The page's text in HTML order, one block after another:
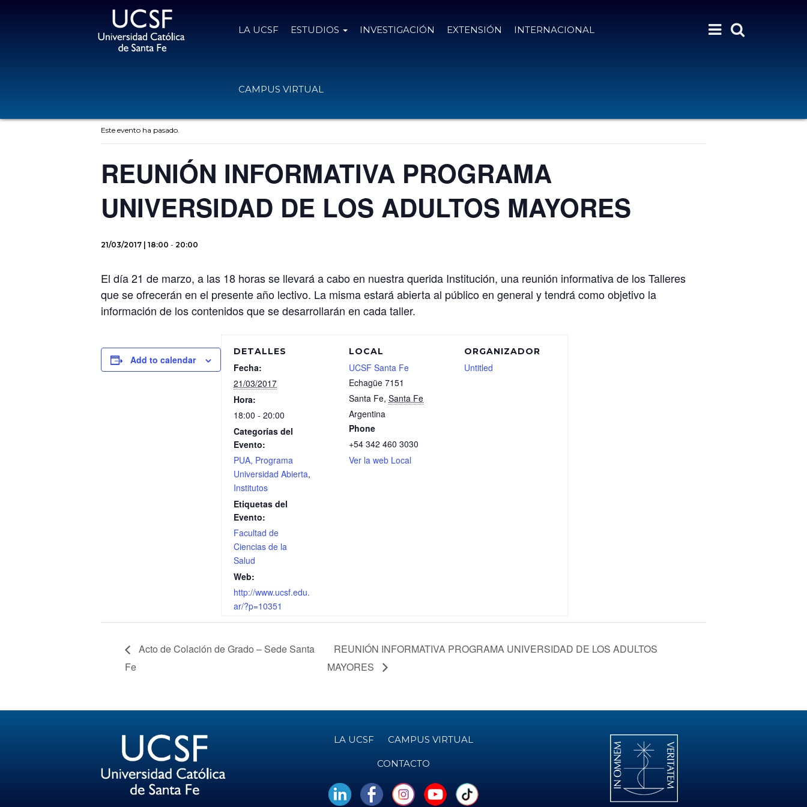
LA UCSF ESTUDIOS INVESTIGACIÓN EXTENSIÓN INTERNACIONAL
CAMPUS VIRTUAL
Este evento ha pasado.
REUNIÓN INFORMATIVA PROGRAMA
UNIVERSIDAD DE LOS ADULTOS MAYORES
21/03/2017 | 18:00 - 20:00
El día 21 de marzo, a las 18 horas se llevará a cabo en nuestra querida Institución, una reunión informativa de los Talleres
que se ofrecerán en el presente año lectivo. La misma estará abierta al público en general y tendrá como objetivo la
información de los contenidos que se desarrollarán en cada taller.
Add to calendar
DETALLES
Fecha:
21/03/2017
Hora:
18:00 - 20:00
Categorías del
Evento:
PUA, Programa
Universidad Abierta,
Institutos
Etiquetas del
Evento:
Facultad de
Ciencias de la
Salud
Web:
http://www.ucsf.edu.
ar/?p=10351
LOCAL
UCSF Santa Fe
Echagüe 7151
Santa Fe, Santa Fe
Argentina
Phone
+54 342 460 3030
Ver la web Local
ORGANIZADOR
Untitled
Acto de Colación de Grado – Sede Santa
Fe
REUNIÓN INFORMATIVA PROGRAMA UNIVERSIDAD DE LOS ADULTOS
MAYORES
LA UCSF CAMPUS VIRTUAL
CONTACTO